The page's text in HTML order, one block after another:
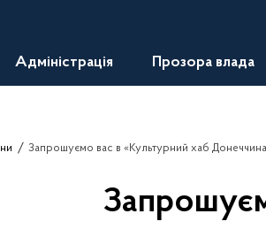
Адміністрація Прозора влада
Запрошуємо вас в «Культурний хаб